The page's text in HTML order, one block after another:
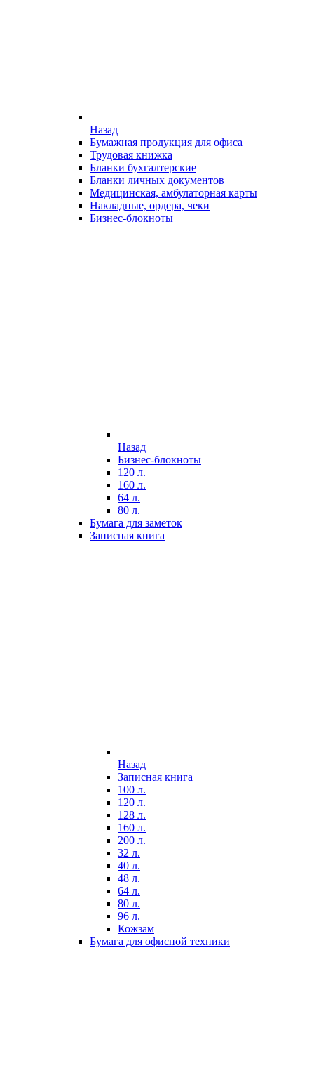
Назад
Бумажная продукция для офиса
Трудовая книжка
Бланки бухгалтерские
Бланки личных документов
Медицинская, амбулаторная карты
Накладные, ордера, чеки
Бизнес-блокноты
Назад
Бизнес-блокноты
120 л.
160 л.
64 л.
80 л.
Бумага для заметок
Записная книга
Назад
Записная книга
100 л.
120 л.
128 л.
160 л.
200 л.
32 л.
40 л.
48 л.
64 л.
80 л.
96 л.
Кожзам
Бумага для офисной техники